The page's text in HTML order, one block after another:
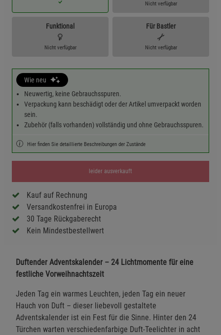
Nicht verfügbar
Funktional
Nicht verfügbar
Für Bastler
Nicht verfügbar
Wie neu
Neuwertig, keine Gebrauchsspuren.
Verpackung kann beschädigt oder der Artikel umverpackt worden
sein.
Zubehör (falls vorhanden) vollständig und ohne Gebrauchsspuren.
Hier finden Sie detaillierte Beschreibungen der Zustände
leider ausverkauft
Kauf auf Rechnung
Versandkostenfrei in Europa
30 Tage Rückgaberecht
Kein Mindestbestellwert
Duftender Adventskalender – 24 Lichtmomente für eine
festliche Vorweihnachtszeit
Jeden Tag ein warmes Leuchten, jeden Tag ein neuer
Hauch von Duft – dieser liebevoll gestaltete
Adventskalender ist ein Fest für die Sinne. Hinter den 24
Türchen warten verschiedenfarbige Duft-Teelichter in acht